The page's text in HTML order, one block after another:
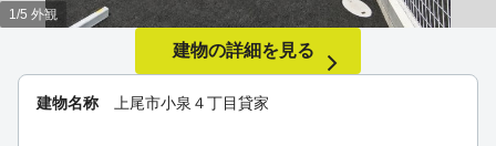
建物名称 上尾市小泉４丁目貸家
1/5 外観
建物の詳細を見る